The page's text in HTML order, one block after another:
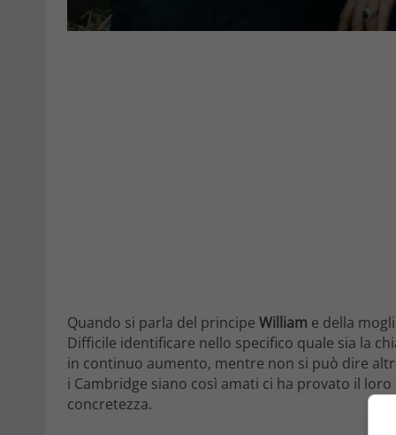
Quando si parla del principe William e della
Difficile identificare nello specifico quale sia la
in continuo aumento, mentre non si può dire
i Cambridge siano così amati ci ha provato il
concretezza.